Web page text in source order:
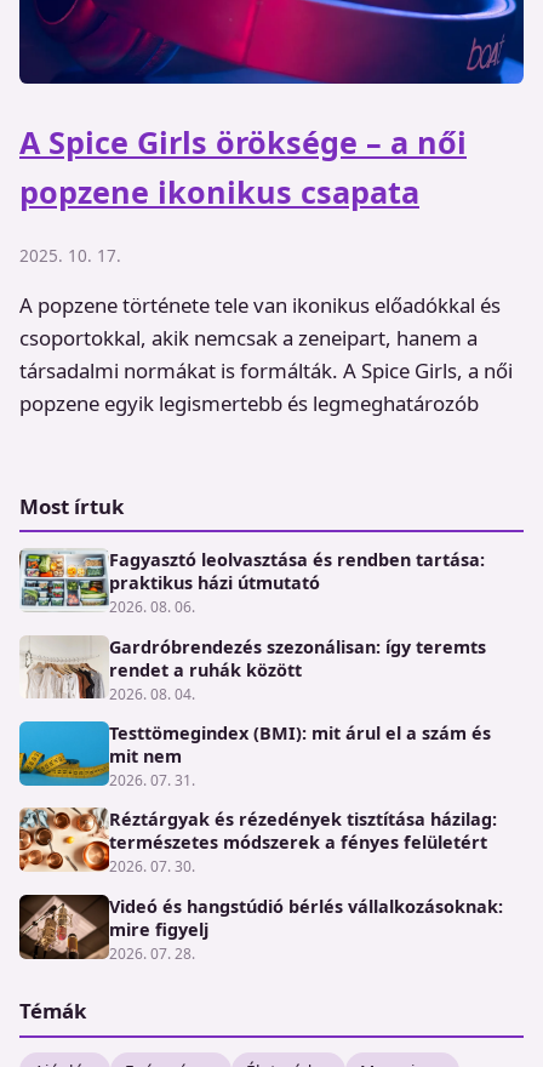
A Spice Girls öröksége – a női
popzene ikonikus csapata
2025. 10. 17.
A popzene története tele van ikonikus előadókkal és
csoportokkal, akik nemcsak a zeneipart, hanem a
társadalmi normákat is formálták. A Spice Girls, a női
popzene egyik legismertebb és legmeghatározób
Most írtuk
Fagyasztó leolvasztása és rendben tartása:
praktikus házi útmutató
2026. 08. 06.
Gardróbrendezés szezonálisan: így teremts
rendet a ruhák között
2026. 08. 04.
Testtömegindex (BMI): mit árul el a szám és
mit nem
2026. 07. 31.
Réztárgyak és rézedények tisztítása házilag:
természetes módszerek a fényes felületért
2026. 07. 30.
Videó és hangstúdió bérlés vállalkozásoknak:
mire figyelj
2026. 07. 28.
Témák